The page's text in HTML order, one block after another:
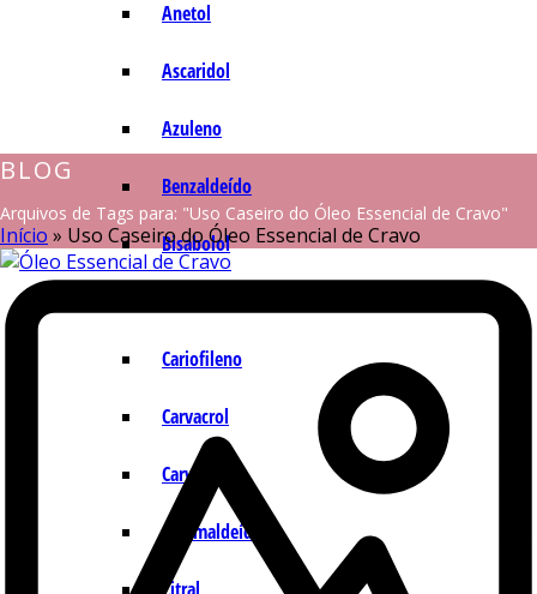
Anetol
Ascaridol
Azuleno
Benzaldeído
Bisabolol
Cariofileno
Carvacrol
Carvona
Cinamaldeído
BLOG
Arquivos de Tags para: "Uso Caseiro do Óleo Essencial de Cravo"
Início » Uso Caseiro do Óleo Essencial de Cravo